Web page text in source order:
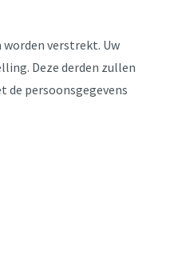
worden verstrekt. Uw
Deze derden zullen
de persoonsgegevens